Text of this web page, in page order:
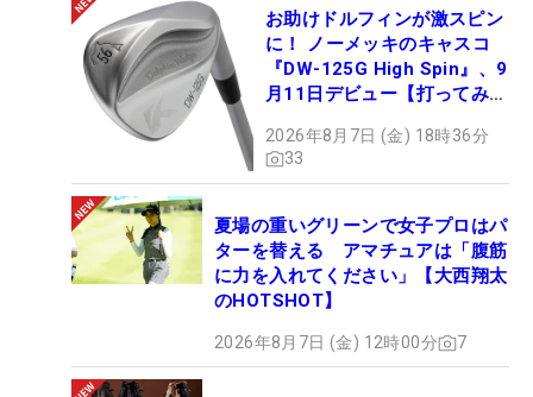
お助けドルフィンが激スピン
に！ ノーメッキのキャスコ
『DW-125G High Spin』、9
月11日デビュー【打ってみ
2026年8月7日 (金) 18時36分
33
夏場の重いグリーンで女子プロはパ
ターを替える アマチュアは「腹筋
に力を入れてください」【大西翔太
のHOTSHOT】
2026年8月7日 (金) 12時00分 7